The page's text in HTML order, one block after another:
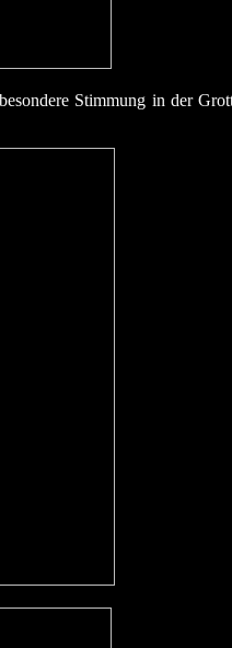
Stimmung in der